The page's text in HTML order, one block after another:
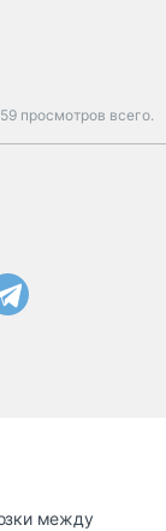
59 просмотров всего.
между